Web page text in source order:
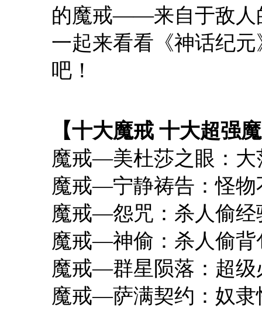
的魔戒——来自于敌人
一起来看看《神话纪
吧！
【十大魔戒 十大超强
魔戒—美杜莎之眼：大
魔戒—宁静祷告：怪物
魔戒—怨咒：杀人偷经
魔戒—神偷：杀人偷背
魔戒—群星陨落：超级
魔戒—萨满契约：奴隶